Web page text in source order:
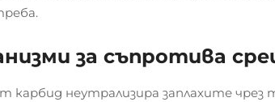
за съпротива
карбид неутрализира заплахите чрез